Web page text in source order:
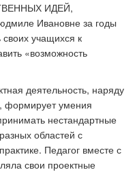
ИДЕЙ,
Ивановне за годы
учащихся к
«возможность
деятельность, наряду
формирует умения
нестандартные
областей с
Педагог вместе с
свои проектные